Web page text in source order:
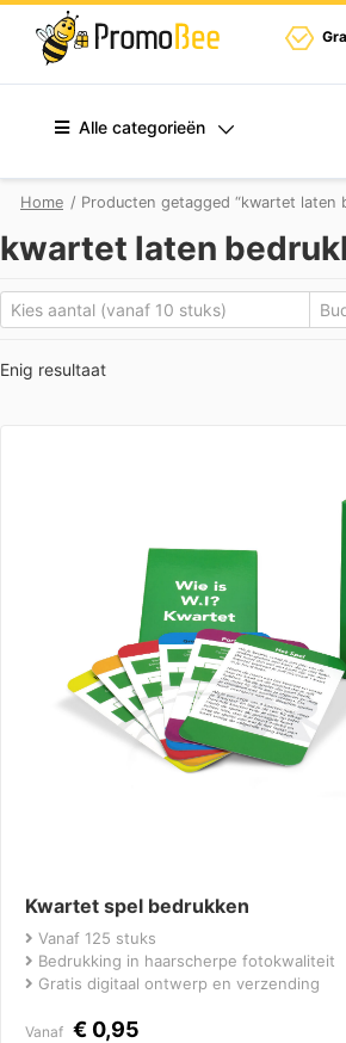
Alle categorieën
Home / Producten getagged “kwartet laten
kwartet laten
Enig resultaat
Kwartet spel bedrukken
Vanaf 125 stuks
Bedrukking in haarscherpe fotokwaliteit
Gratis digitaal ontwerp en verzending
Vanaf € 0,95